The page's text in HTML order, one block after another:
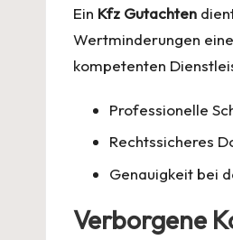
Ein Kfz Gutachten
Wertminderungen
kompetenten
Professionelle
Rechtssicheres
Genauigkeit bei
Verborgene